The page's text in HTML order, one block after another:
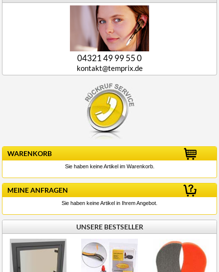
04321 49 99 55 0
kontakt@temprix.de
WARENKORB
Sie haben keine Artikel im Warenkorb.
MEINE ANFRAGEN
Sie haben keine Artikel in Ihrem Angebot.
UNSERE BESTSELLER